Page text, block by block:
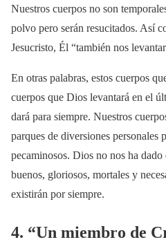
Nuestros cuerpos no son
polvo pero serán resucitados. Así
Jesucristo, Él “también nos
En otras palabras, estos cuerpos
cuerpos que Dios levantará en el
dará para siempre. Nuestros
parques de diversiones personales
pecaminosos. Dios no nos ha
buenos, gloriosos, mortales y
existirán por siempre.
4. “Un miembro de